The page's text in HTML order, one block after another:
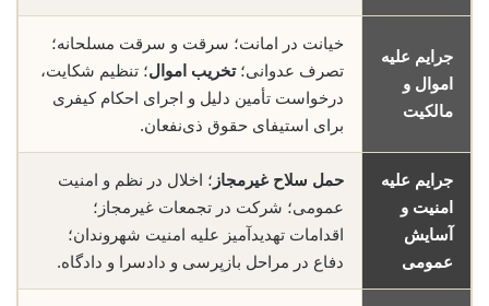
جرایم علیه
اموال و
مالکیت
خیانت در امانت؛ سرقت و سرقت مسلحانه؛
تصرف عدوانی؛تخریب اموال؛ تنظیم شکایت،
درخواست تأمین دلیل و اجرای احکام کیفری
برای استیفای حقوق ذی‌نفعان.
جرایم علیه
امنیت و
آسایش
عمومی
حمل سلاح غیرمجاز ؛ اخلال در نظم و امنیت
عمومی؛ شرکت در تجمعات غیرمجاز؛
اقدامات تهدیدآمیز علیه امنیت شهروندان؛
دفاع در مراحل بازپرسی و دادسرا و دادگاه.